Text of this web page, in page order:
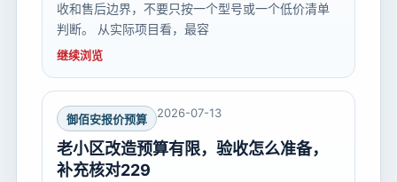
收和售后边界，不要只按一个型号或一个低价清单
判断。 从实际项目看，最容
继续浏览
御佰安报价预算 2026-07-13
老小区改造预算有限，验收怎么准备，
补充核对229